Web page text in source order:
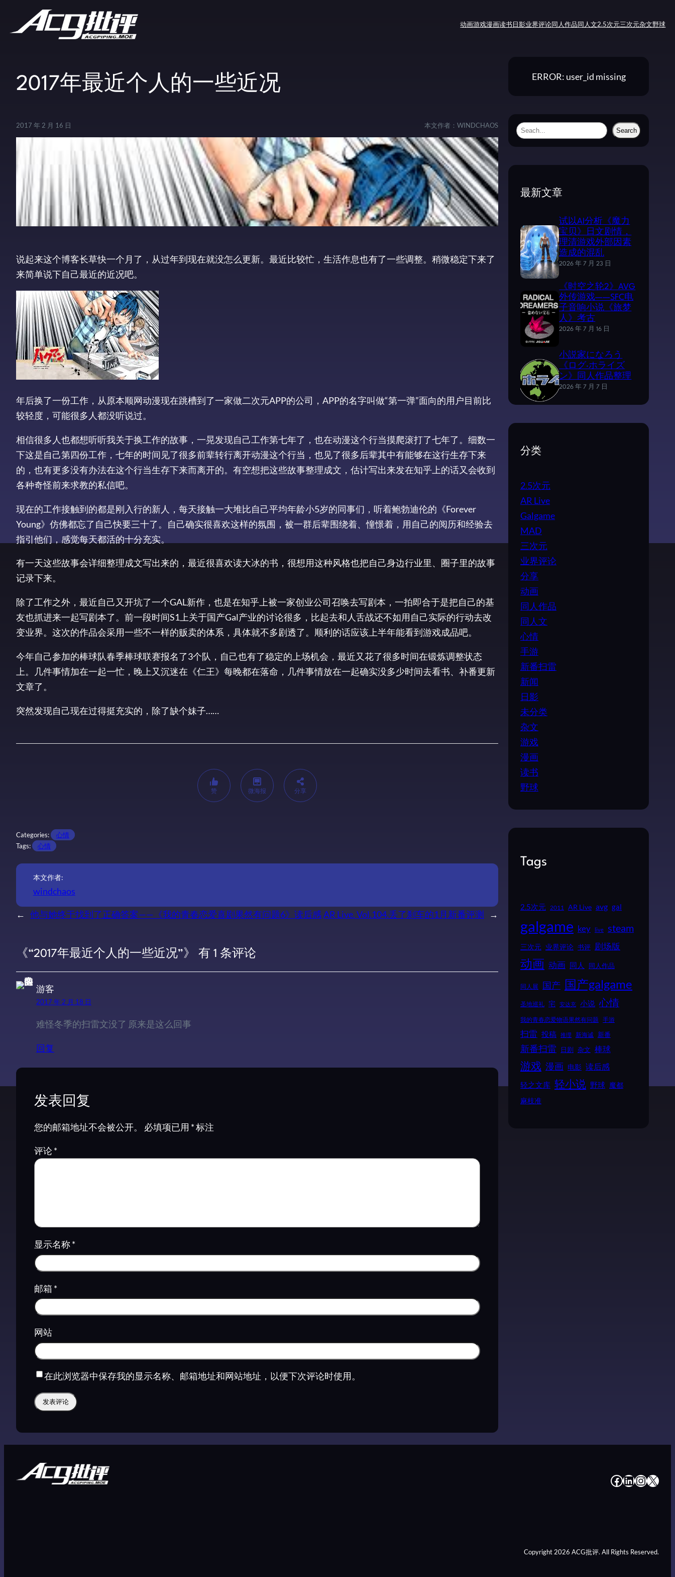
动画游戏漫画读书日影业界评论同人作品同人文2.5次元三次元杂文野球
2017年最近个人的一些近况
2017 年 2 月 16 日 本文作者： WINDCHAOS
说起来这个博客长草快一个月了，从过年到现在就没怎么更新。最近比较忙，生活作息也有了一些调整。稍微稳定下来了
来简单说下自己最近的近况吧。
年后换了一份工作，从原本顺网动漫现在跳槽到了一家做二次元APP的公司，APP的名字叫做“第一弹”面向的用户目前比
较轻度，可能很多人都没听说过。
相信很多人也都想听听我关于换工作的故事，一晃发现自己工作第七年了，也在动漫这个行当摸爬滚打了七年了。细数一
下这是自己第四份工作，七年的时间见了很多前辈转行离开动漫这个行当，也见了很多后辈其中有能够在这行生存下来
的，也有更多没有办法在这个行当生存下来而离开的。有空想把这些故事整理成文，估计写出来发在知乎上的话又会收到
各种奇怪前来求教的私信吧。
现在的工作接触到的都是刚入行的新人，每天接触一大堆比自己平均年龄小5岁的同事们，听着鲍勃迪伦的《Forever
Young》仿佛都忘了自己快要三十了。自己确实很喜欢这样的氛围，被一群后辈围绕着、憧憬着，用自己的阅历和经验去
指引他们，感觉每天都活的十分充实。
有一天这些故事会详细整理成文写出来的，最近很喜欢读大冰的书，很想用这种风格也把自己身边行业里、圈子里的故事
记录下来。
除了工作之外，最近自己又开坑了一个GAL新作，也是在知乎上被一家创业公司召唤去写剧本，一拍即合于是把自己的基
友也抓进来一起写剧本了。前一段时间S1上关于国产Gal产业的讨论很多，比起去和人舌战还不如用自己实际的行动去改
变业界。这次的作品会采用一些不一样的贩卖的体系，具体就不多剧透了。顺利的话应该上半年能看到游戏成品吧。
今年自己参加的棒球队春季棒球联赛报名了3个队，自己也有了稳定的上场机会，最近又花了很多时间在锻炼调整状态
上。几件事情加在一起一忙，晚上又沉迷在《仁王》每晚都在落命，几件事情放在一起确实没多少时间去看书、补番更新
文章了。
突然发现自己现在过得挺充实的，除了缺个妹子……
赞 微海报 分享
Categories:
心情
Tags:
心情
本文作者:
windchaos
← 他与她终于找到了正确答案——《我的青春恋爱喜剧果然有问题6》读后感AR Live. Vol.104.丢了刹车的1月新番评测 →
《“2017年最近个人的一些近况”》 有 1 条评论
游客
2017 年 2 月 18 日
难怪冬季的扫雷文没了 原来是这么回事
回复
发表回复
您的邮箱地址不会被公开。 必填项已用 *标注
评论*
显示名称*
邮箱 *
网站
在此浏览器中保存我的显示名称、邮箱地址和网站地址，以便下次评论时使用。
ERROR: user_id missing
S
e
Search
最新文章
试以AI分析《魔力
宝贝》日文剧情，
理清游戏外部因素
造成的混乱
2026 年 7 月 23 日
《时空之轮2》AVG
外传游戏——SFC电
子音响小说《旅梦
人》考古
2026 年 7 月 16 日
小説家になろう
《ログ·ホライズ
ン》同人作品整理
2026 年 7 月 7 日
分类
2.5次元
AR Live
Galgame
MAD
三次元
业界评论
分享
动画
同人作品
同人文
心情
手游
新番扫雷
新闻
日影
未分类
杂文
游戏
漫画
读书
野球
Tags
2.5次元 2011 AR Live avg gal
galgame key live steam
三次元 业界评论 书评 剧场版
动画 动画 同人 同人作品
同人展 国产 国产galgame
圣地巡礼 宅 安达充 小说 心情
我的青春恋爱物语果然有问题 手游
扫雷 投稿 推理 新海诚 新番
新番扫雷 日剧 杂文 棒球
游戏 漫画 电影 读后感
轻之文库 轻小说 野球 魔都
麻枝准
# # # #
Copyright 2026 ACG批评. All Rights Reserved.